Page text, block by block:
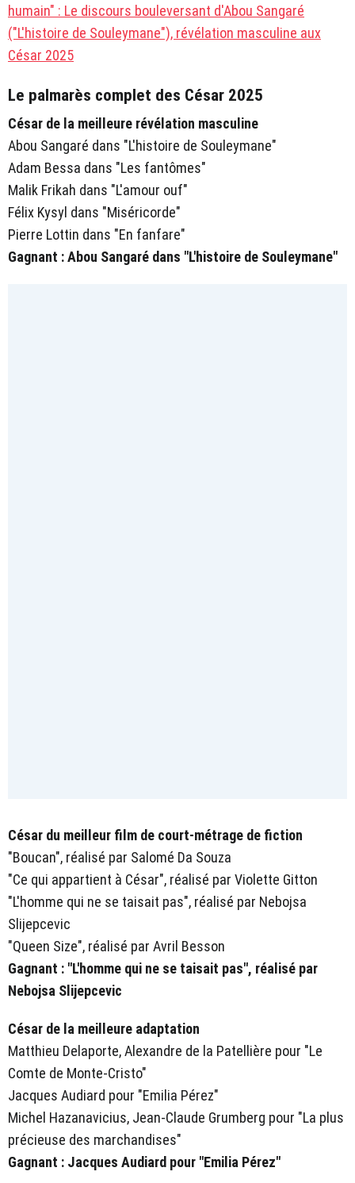
humain" : Le discours bouleversant d'Abou Sangaré
("L'histoire de Souleymane"), révélation masculine aux
César 2025
Le palmarès complet des César 2025
César de la meilleure révélation masculine
Abou Sangaré dans "L'histoire de Souleymane"
Adam Bessa dans "Les fantômes"
Malik Frikah dans "L'amour ouf"
Félix Kysyl dans "Miséricorde"
Pierre Lottin dans "En fanfare"
Gagnant : Abou Sangaré dans "L'histoire de Souleymane"
César du meilleur film de court-métrage de fiction
"Boucan", réalisé par Salomé Da Souza
"Ce qui appartient à César", réalisé par Violette Gitton
"L'homme qui ne se taisait pas", réalisé par Nebojsa
Slijepcevic
"Queen Size", réalisé par Avril Besson
Gagnant : "L'homme qui ne se taisait pas", réalisé par
Nebojsa Slijepcevic
César de la meilleure adaptation
Matthieu Delaporte, Alexandre de la Patellière pour "Le
Comte de Monte-Cristo"
Jacques Audiard pour "Emilia Pérez"
Michel Hazanavicius, Jean-Claude Grumberg pour "La plus
précieuse des marchandises"
Gagnant : Jacques Audiard pour "Emilia Pérez"